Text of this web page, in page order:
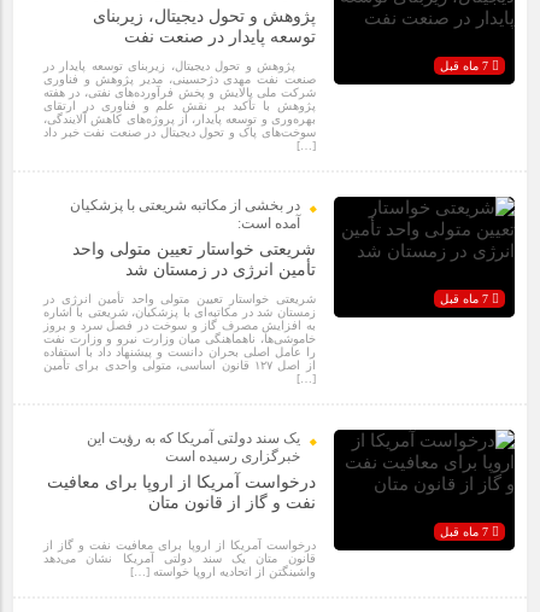
پژوهش و تحول دیجیتال، زیربنای
توسعه پایدار در صنعت نفت
پژوهش و تحول دیجیتال، زیربنای توسعه پایدار در
صنعت نفت مهدی دژحسینی، مدیر پژوهش و فناوری
شرکت ملی پالایش و پخش فرآورده‌های نفتی، در هفته
پژوهش با تأکید بر نقش علم و فناوری در ارتقای
بهره‌وری و توسعه پایدار، از پروژه‌های کاهش آلایندگی،
سوخت‌های پاک و تحول دیجیتال در صنعت نفت خبر داد
[…]
در بخشی از مکاتبه شریعتی با پزشکیان
آمده است:
شریعتی خواستار تعیین متولی واحد
تأمین انرژی در زمستان شد
شریعتی خواستار تعیین متولی واحد تأمین انرژی در
زمستان شد در مکاتبه‌ای با پزشکیان، شریعتی با اشاره
به افزایش مصرف گاز و سوخت در فصل سرد و بروز
خاموشی‌ها، ناهماهنگی میان وزارت نیرو و وزارت نفت
را عامل اصلی بحران دانست و پیشنهاد داد با استفاده
از اصل ۱۲۷ قانون اساسی، متولی واحدی برای تأمین
[…]
یک سند دولتی آمریکا که به رؤیت این
خبرگزاری رسیده است
درخواست آمریکا از اروپا برای معافیت
نفت و گاز از قانون متان
درخواست آمریکا از اروپا برای معافیت نفت و گاز از
قانون متان یک سند دولتی آمریکا نشان می‌دهد
واشینگتن از اتحادیه اروپا خواسته […]